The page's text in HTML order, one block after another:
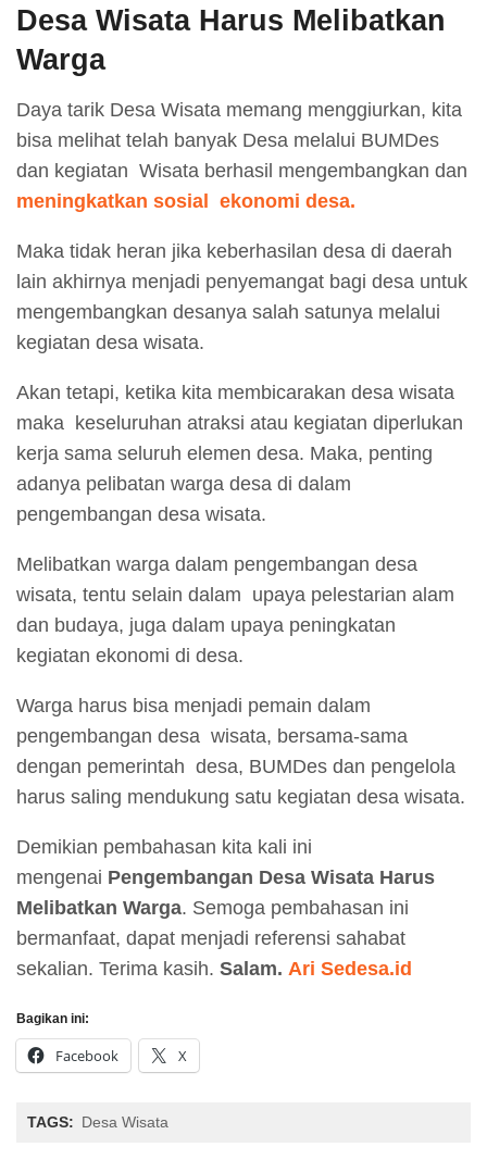
Desa Wisata Harus Melibatkan
Warga
Daya tarik Desa Wisata memang menggiurkan, kita
bisa melihat telah banyak Desa melalui BUMDes
dan kegiatan Wisata berhasil mengembangkan dan
meningkatkan sosial ekonomi desa.
Maka tidak heran jika keberhasilan desa di daerah
lain akhirnya menjadi penyemangat bagi desa untuk
mengembangkan desanya salah satunya melalui
kegiatan desa wisata.
Akan tetapi, ketika kita membicarakan desa wisata
maka keseluruhan atraksi atau kegiatan diperlukan
kerja sama seluruh elemen desa. Maka, penting
adanya pelibatan warga desa di dalam
pengembangan desa wisata.
Melibatkan warga dalam pengembangan desa
wisata, tentu selain dalam upaya pelestarian alam
dan budaya, juga dalam upaya peningkatan
kegiatan ekonomi di desa.
Warga harus bisa menjadi pemain dalam
pengembangan desa wisata, bersama-sama
dengan pemerintah desa, BUMDes dan pengelola
harus saling mendukung satu kegiatan desa wisata.
Demikian pembahasan kita kali ini
mengenai Pengembangan Desa Wisata Harus
Melibatkan Warga. Semoga pembahasan ini
bermanfaat, dapat menjadi referensi sahabat
sekalian. Terima kasih. Salam. Ari Sedesa.id
Bagikan ini:
Facebook X
TAGS: Desa Wisata